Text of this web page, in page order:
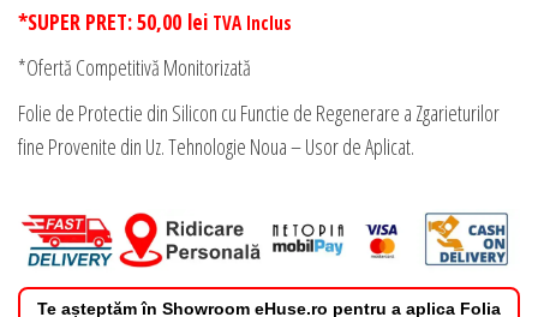
*SUPER PRET:50,00 lei TVA Inclus
*Ofertă Competitivă Monitorizată
Folie de Protectie din Silicon cu Functie de Regenerare a Zgarieturilor
fine Provenite din Uz. Tehnologie Noua – Usor de Aplicat.
Te așteptăm în Showroom eHuse.ro pentru a aplica Folia